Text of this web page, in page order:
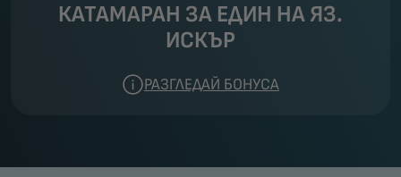
КАТАМАРАН ЗА ЕДИН НА ЯЗ.
ИСКЪР
РАЗГЛЕДАЙ БОНУСА